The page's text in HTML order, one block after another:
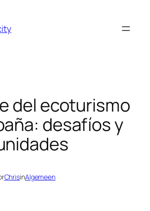
del ecoturismo
desafíos y
ChrisinAlgemeen